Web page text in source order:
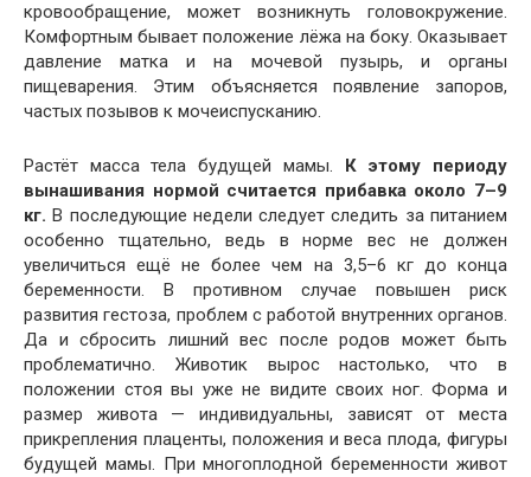
кровообращение, может возникнуть головокружение.
Комфортным бывает положение лёжа на боку. Оказывает
давление матка и на мочевой пузырь, и органы
пищеварения. Этим объясняется появление запоров,
частых позывов к мочеиспусканию.
Растёт масса тела будущей мамы.
К этому периоду
вынашивания нормой считается прибавка около 7–9
кг. В последующие недели следует следить за питанием
особенно тщательно, ведь в норме вес не должен
увеличиться ещё не более чем на 3,5–6 кг до конца
беременности. В противном случае повышен риск
развития гестоза, проблем с работой внутренних органов.
Да и сбросить лишний вес после родов может быть
проблематично. Животик вырос настолько, что в
положении стоя вы уже не видите своих ног. Форма и
размер живота — индивидуальны, зависят от места
прикрепления плаценты, положения и веса плода, фигуры
будущей мамы. При многоплодной беременности живот